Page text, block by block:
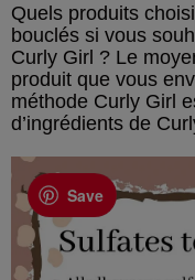
Quels produits
bouclés si vous
Curly Girl ? Le
produit que vous
méthode Curly Girl
d’ingrédients de
Save